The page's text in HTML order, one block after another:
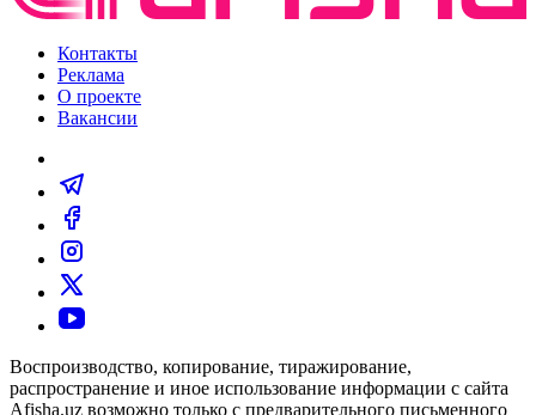
Контакты
Реклама
О проекте
Вакансии
Воспроизводство, копирование, тиражирование,
распространение и иное использование информации с сайта
Afisha.uz возможно только с предварительного письменного